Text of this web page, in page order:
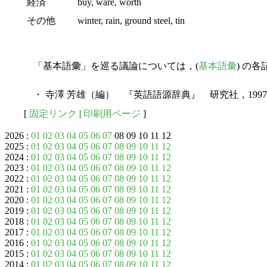
その他
winter, rain, ground steel, tin
「基本語彙」を巡る議論については，(基本語彙) の各
・ 寺澤 芳雄（編） 『英語語源辞典』 研究社，1997
[ 固定リンク | 印刷用ページ ]
2026 : 01 02 03 04 05 06 07 08 09 10 11 12
2025 : 01 02 03 04 05 06 07 08 09 10 11 12
2024 : 01 02 03 04 05 06 07 08 09 10 11 12
2023 : 01 02 03 04 05 06 07 08 09 10 11 12
2022 : 01 02 03 04 05 06 07 08 09 10 11 12
2021 : 01 02 03 04 05 06 07 08 09 10 11 12
2020 : 01 02 03 04 05 06 07 08 09 10 11 12
2019 : 01 02 03 04 05 06 07 08 09 10 11 12
2018 : 01 02 03 04 05 06 07 08 09 10 11 12
2017 : 01 02 03 04 05 06 07 08 09 10 11 12
2016 : 01 02 03 04 05 06 07 08 09 10 11 12
2015 : 01 02 03 04 05 06 07 08 09 10 11 12
2014 : 01 02 03 04 05 06 07 08 09 10 11 12